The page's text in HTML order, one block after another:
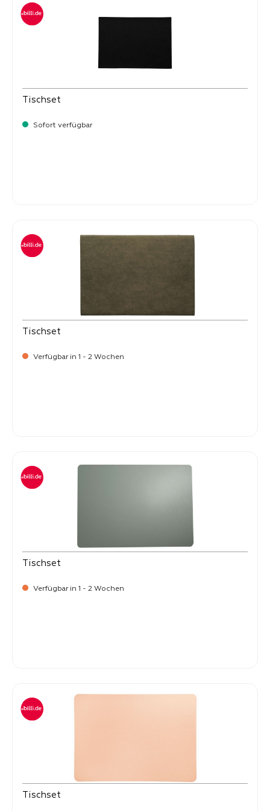
Tischset
Sofort verfügbar
Tischset
Verfügbar in 1 - 2 Wochen
Tischset
Verfügbar in 1 - 2 Wochen
Tischset